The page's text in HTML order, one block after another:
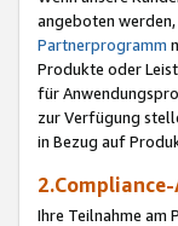
angeboten
Partnerprogramm
Produkte oder
für
zur Verfügung
in Bezug auf
Ihre Teilnahme am